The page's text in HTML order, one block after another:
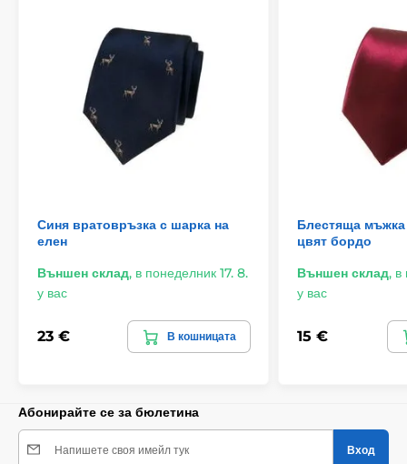
Синя вратовръзка с шарка на
елен
Външен склад, в понеделник 17. 8.
у вас
23 € В кошницата
Блестяща
цвят бордо
Външен склад, в
у вас
15 €
Абонирайте се за бюлетина
Напишете своя имейл тук Вход